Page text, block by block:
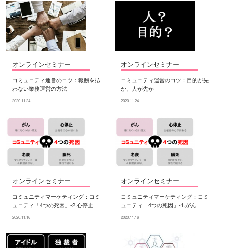
オンラインセミナー
コミュニティ運営のコツ：報酬を払
わない業務運営の方法
2020.11.24
オンラインセミナー
コミュニティ運営のコツ：目的が先
か、人が先か
2020.11.24
オンラインセミナー
コミュニティマーケティング：コミ
ュニティ「4つの死因」-2.心停止
2020.11.16
オンラインセミナー
コミュニティマーケティング：コミ
ュニティ「4つの死因」-1.がん
2020.11.16